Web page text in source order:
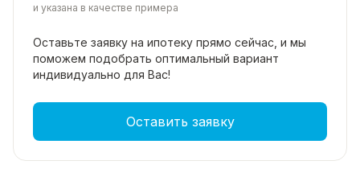
и указана в качестве примера
Оставьте заявку на ипотеку прямо сейчас, и мы
поможем подобрать оптимальный вариант
индивидуально для Вас!
Оставить заявку